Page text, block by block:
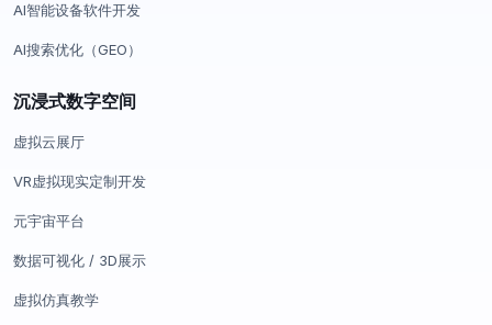
AI智能设备软件开发
AI搜索优化（GEO）
沉浸式数字空间
虚拟云展厅
VR虚拟现实定制开发
元宇宙平台
数据可视化 / 3D展示
虚拟仿真教学